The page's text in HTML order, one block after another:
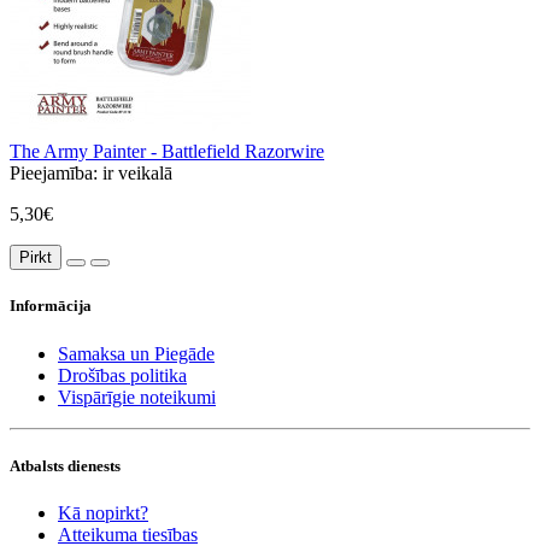
The Army Painter - Battlefield Razorwire
Pieejamība: ir veikalā
5,30€
Pirkt
Informācija
Samaksa un Piegāde
Drošības politika
Vispārīgie noteikumi
Atbalsts dienests
Kā nopirkt?
Atteikuma tiesības